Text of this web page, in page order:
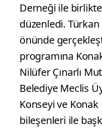
Derneği ile
düzenledi.
önünde
programına
Nilüfer Çınarlı
Belediye Meclis
Konseyi ve Konak
bileşenleri ile